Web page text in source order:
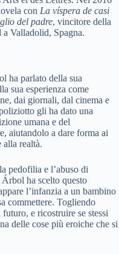
con La víspera de casi
del padre, vincitore della
Valladolid, Spagna.
ha parlato della sua
sua esperienza come
dai giornali, dal cinema e
gli ha dato una
umana e del
aiutandolo a dare forma ai
alla realtà.
pedofilia e l’abuso di
ha scelto questo
l’infanzia a un bambino
commettere. Togliendo
e ricostruire se stessi
delle cose più eroiche che si